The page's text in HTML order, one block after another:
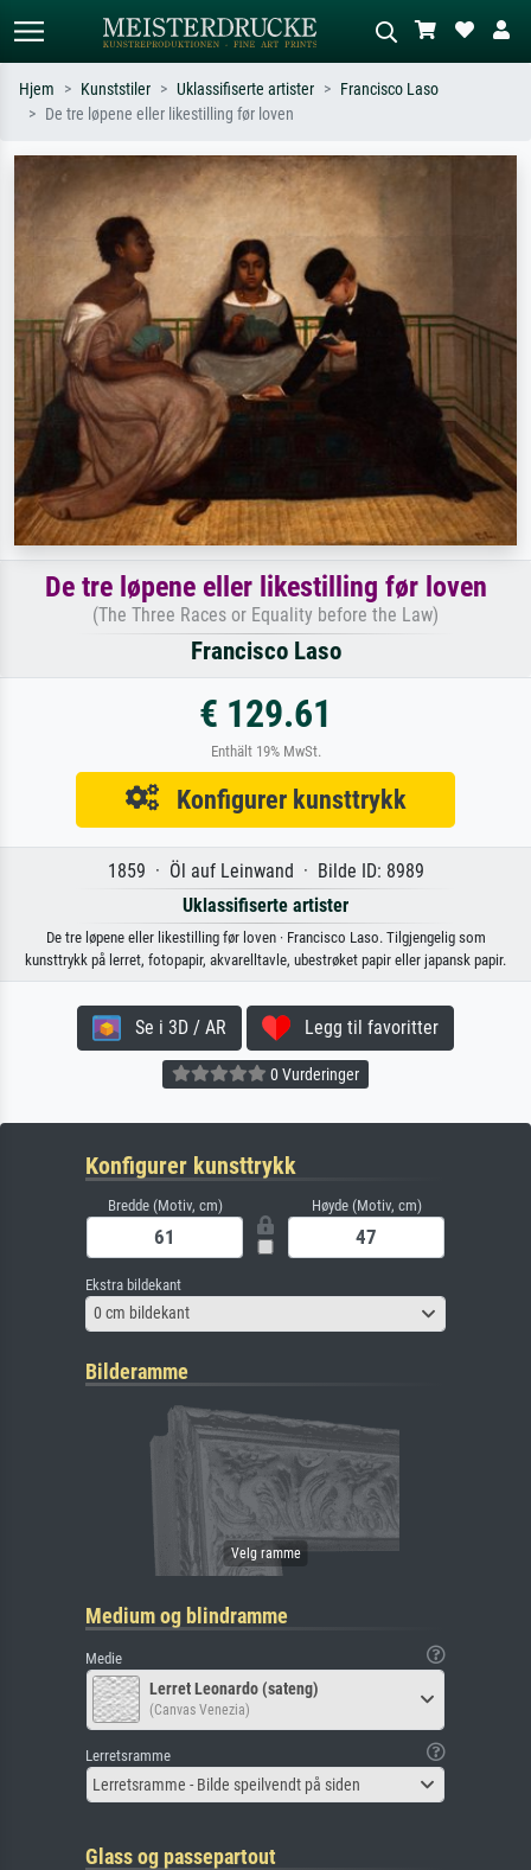
Søk etter kunstner, tittel eller stil – for
eksempel Monet, Stjernenatt,
impresjonisme, Hokusai-bølgen, akt.
Beskriv scenen – for eksempel grønn
eng, abstrakt med mye rødt, mørkt
Hjem Kunststiler Uklassifiserte artister
Francisco Laso
De tre løpene eller likestilling før loven
De tre løpene eller likestilling før loven
(The Three Races or Equality before the Law)
Francisco Laso
€ 129.61
Enthält 19% MwSt.
Konfigurer kunsttrykk
1859 · Öl auf Leinwand · Bilde ID: 8989
Uklassifiserte artister
De tre løpene eller likestilling før loven · Francisco Laso. Tilgjengelig som
kunsttrykk på lerret, fotopapir, akvarelltavle, ubestrøket papir eller japansk papir.
Se i 3D / AR Legg til favoritter
0 Vurderinger
Konfigurer kunsttrykk
Bredde (Motiv, cm) Høyde (Motiv, cm)
Ekstra bildekant
0 cm bildekant
Bilderamme
Medium og blindramme
Medie
Lerret Leonardo (sateng)
(Canvas Venezia)
Lerretsramme
Lerretsramme - Bilde speilvendt på siden
Glass og passepartout